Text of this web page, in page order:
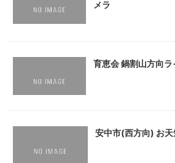
メラ
育恵会 鍋割山方向ラ
安中市(西方向) お天